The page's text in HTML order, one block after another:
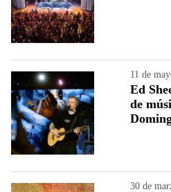
11 de
Ed
de
30 de